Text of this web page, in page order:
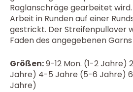
Raglanschräge gearbeitet
Arbeit in Runden auf einer
gestrickt. Der Streifenpullover
Faden des angegebenen
Größen:9-12 Mon. (1-2 Jahre)
Jahre) 4-5 Jahre (5-6 Jahre)
Jahre)